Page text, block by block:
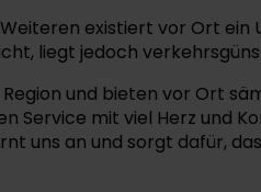
existiert vor Ort ein
liegt jedoch
und bieten vor Ort
Service mit viel Herz und
uns an und sorgt dafür,